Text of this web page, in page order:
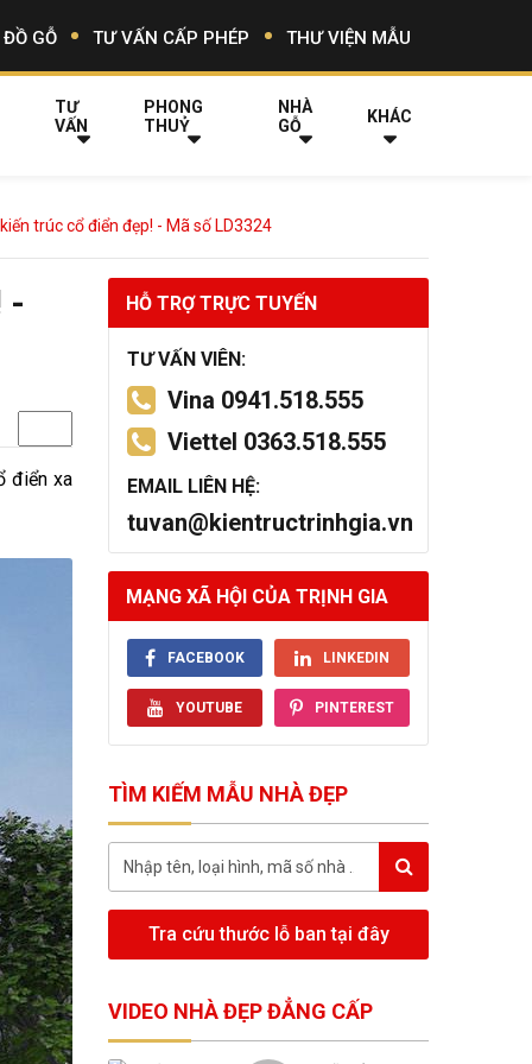
GỖ TƯ VẤN CẤP PHÉP THƯ VIỆN MẪU
TƯ
VẤN
PHONG
THUỶ
NHÀ
GỖ
KHÁC
trúc cổ điển đẹp! - Mã số LD3324
-
điển xa
HỖ TRỢ TRỰC TUYẾN
TƯ VẤN VIÊN:
Vina 0941.518.555
Viettel 0363.518.555
EMAIL LIÊN HỆ:
tuvan@kientructrinhgia.vn
MẠNG XÃ HỘI CỦA TRỊNH GIA
FACEBOOK LINKEDIN
YOUTUBE PINTEREST
TÌM KIẾM MẪU NHÀ ĐẸP
Tra cứu thước lỗ ban tại đây
VIDEO NHÀ ĐẸP ĐẲNG CẤP